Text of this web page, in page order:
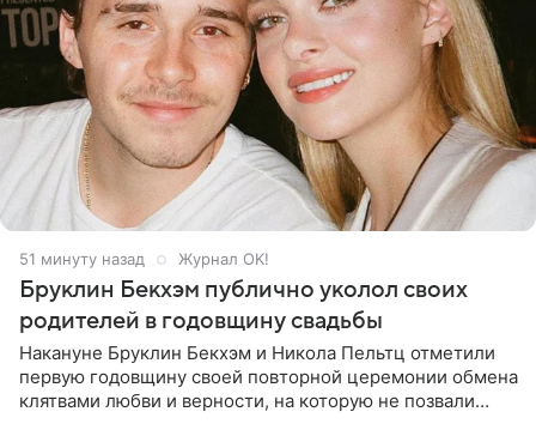
51 минуту назад Журнал OK!
Бруклин Бекхэм публично уколол своих
родителей в годовщину свадьбы
Накануне Бруклин Бекхэм и Никола Пельтц отметили
первую годовщину своей повторной церемонии обмена
клятвами любви и верности, на которую не позвали